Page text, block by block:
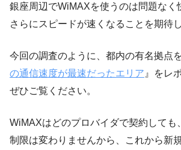
銀座周辺でWiMAXを使うのは問題なく
さらにスピードが速くなることを期待
今回の調査のように、都内の有名拠点
の通信速度が最速だったエリア 』をレ
ぜひご覧ください。
WiMAXはどのプロバイダで契約しても
制限は変わりませんから、これから新